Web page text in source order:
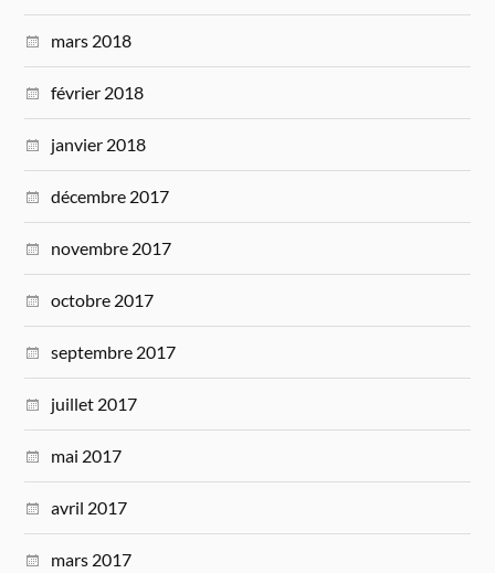
mars 2018
février 2018
janvier 2018
décembre 2017
novembre 2017
octobre 2017
septembre 2017
juillet 2017
mai 2017
avril 2017
mars 2017